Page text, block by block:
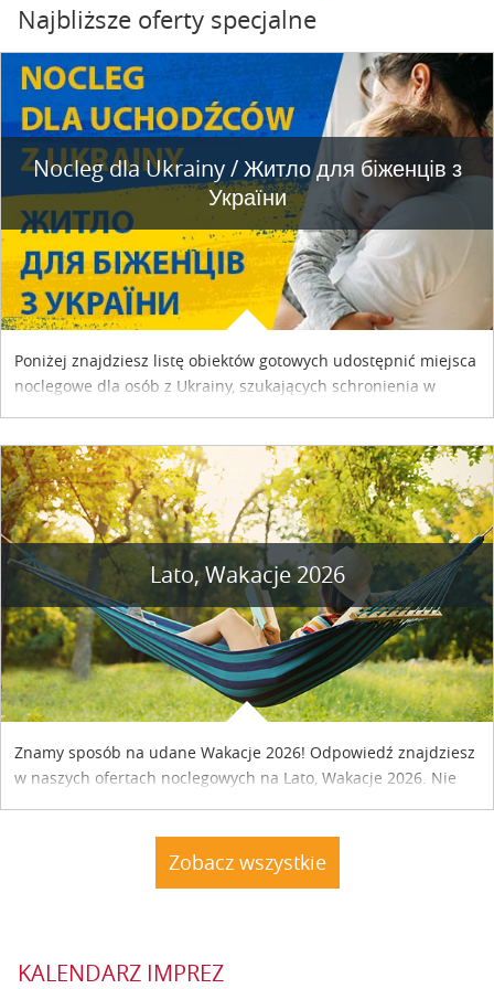
Najbliższe oferty specjalne
Nocleg dla Ukrainy / Житло для бiженцiв з
України
Poniżej znajdziesz listę obiektów gotowych udostępnić miejsca
noclegowe dla osób z Ukrainy, szukających schronienia w
Lato, Wakacje 2026
Znamy sposób na udane Wakacje 2026! Odpowiedź znajdziesz
w naszych ofertach noclegowych na Lato, Wakacje 2026. Nie
Zobacz wszystkie
KALENDARZ IMPREZ